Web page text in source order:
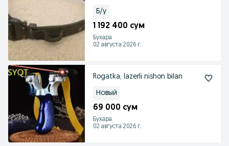
Б/у
1 192 400 сум
Бухара
02 августа 2026 г.
Rogatka, lazerli nishon bilan
Новый
69 000 сум
Бухара
02 августа 2026 г.